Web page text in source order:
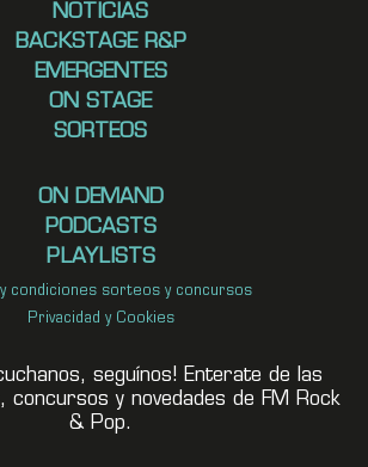
NOTICIAS
BACKSTAGE R&P
EMERGENTES
ON STAGE
SORTEOS
ON DEMAND
PODCASTS
PLAYLISTS
condiciones sorteos y concursos
Privacidad y Cookies
seguínos! Enterate de las
concursos y novedades de FM Rock
& Pop.